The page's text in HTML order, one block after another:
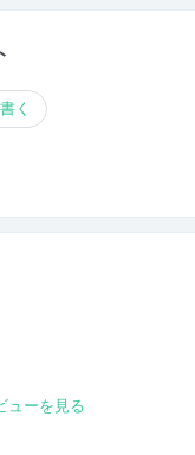
く
ューを見る